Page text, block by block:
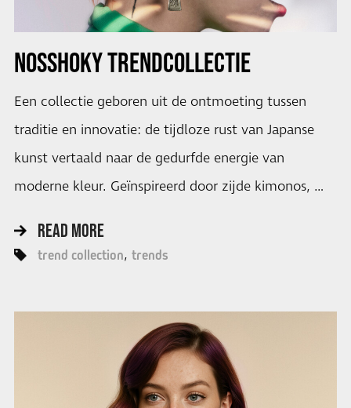
NOSSHOKY TRENDCOLLECTIE
Een collectie geboren uit de ontmoeting tussen
traditie en innovatie: de tijdloze rust van Japanse
kunst vertaald naar de gedurfde energie van
moderne kleur. Geïnspireerd door zijde kimonos, …
READ MORE
trend collection trends